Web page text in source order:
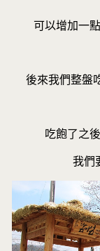
可以增加一
後來我們整盤
吃飽了之
我們